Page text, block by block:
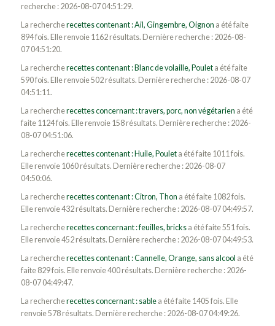
recherche : 2026-08-07 04:51:29.
La rechercherecettes contenant : Ail, Gingembre, Oignon a été faite
894 fois. Elle renvoie 1162 résultats. Dernière recherche : 2026-08-
07 04:51:20.
La rechercherecettes contenant : Blanc de volaille, Pouleta été faite
590 fois. Elle renvoie 502 résultats. Dernière recherche : 2026-08-07
04:51:11.
La rechercherecettes concernant : travers, porc, non végétarien a été
faite 1124 fois. Elle renvoie 158 résultats. Dernière recherche : 2026-
08-07 04:51:06.
La rechercherecettes contenant : Huile, Pouleta été faite 1011 fois.
Elle renvoie 1060 résultats. Dernière recherche : 2026-08-07
04:50:06.
La rechercherecettes contenant : Citron, Thon a été faite 1082 fois.
Elle renvoie 432 résultats. Dernière recherche : 2026-08-07 04:49:57.
La rechercherecettes concernant : feuilles, bricksa été faite 551 fois.
Elle renvoie 452 résultats. Dernière recherche : 2026-08-07 04:49:53.
La rechercherecettes contenant : Cannelle, Orange, sans alcool a été
faite 829 fois. Elle renvoie 400 résultats. Dernière recherche : 2026-
08-07 04:49:47.
La rechercherecettes concernant : sablea été faite 1405 fois. Elle
renvoie 578 résultats. Dernière recherche : 2026-08-07 04:49:26.